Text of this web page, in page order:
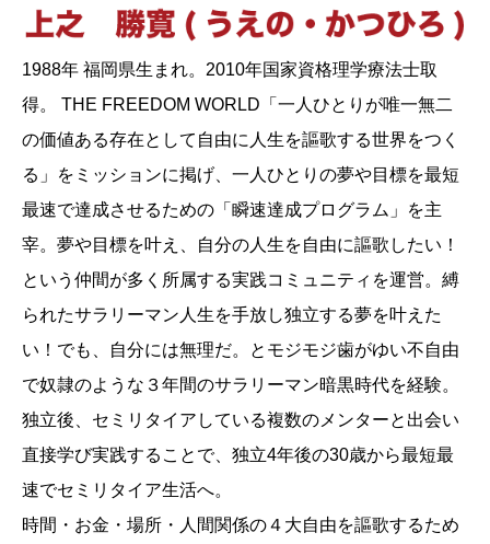
1988年 福岡県生まれ。2010年国家資格理学療法士取
得。 THE FREEDOM WORLD「一人ひとりが唯一無二
の価値ある存在として自由に人生を謳歌する世界をつく
る」をミッションに掲げ、一人ひとりの夢や目標を最短
最速で達成させるための「瞬速達成プログラム」を主
宰。夢や目標を叶え、自分の人生を自由に謳歌したい！
という仲間が多く所属する実践コミュニティを運営。縛
られたサラリーマン人生を手放し独立する夢を叶えた
い！でも、自分には無理だ。とモジモジ歯がゆい不自由
で奴隷のような３年間のサラリーマン暗黒時代を経験。
独立後、セミリタイアしている複数のメンターと出会い
直接学び実践することで、独立4年後の30歳から最短最
速でセミリタイア生活へ。
時間・お金・場所・人間関係の４大自由を謳歌するため